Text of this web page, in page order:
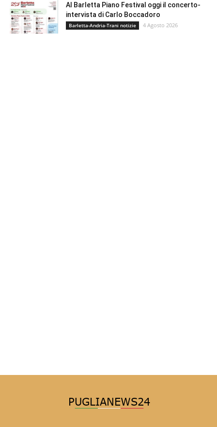
Al Barletta Piano Festival oggi il concerto-
intervista di Carlo Boccadoro
Barletta-Andria-Trani notizie 4 Agosto 2026